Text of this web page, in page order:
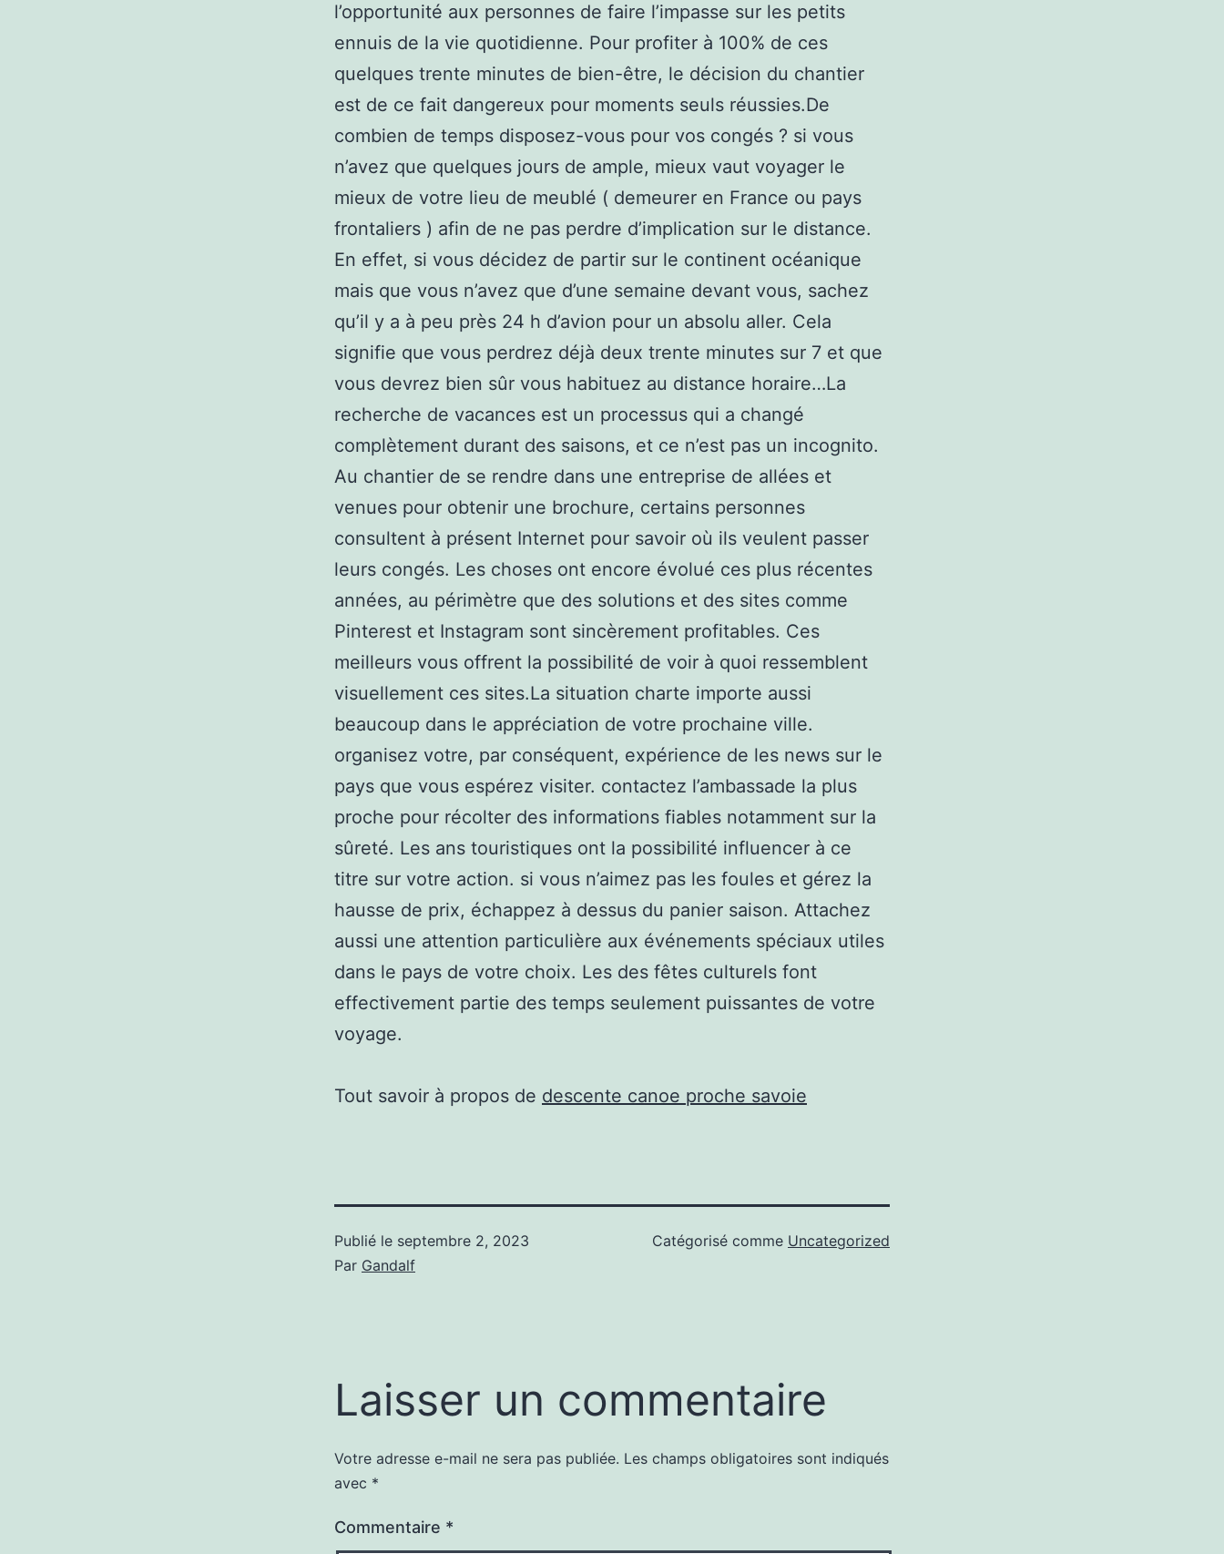
l’opportunité aux personnes de faire l’impasse sur les petits
ennuis de la vie quotidienne. Pour profiter à 100% de ces
quelques trente minutes de bien-être, le décision du chantier
est de ce fait dangereux pour moments seuls réussies.De
combien de temps disposez-vous pour vos congés ? si vous
n’avez que quelques jours de ample, mieux vaut voyager le
mieux de votre lieu de meublé ( demeurer en France ou pays
frontaliers ) afin de ne pas perdre d’implication sur le distance.
En effet, si vous décidez de partir sur le continent océanique
mais que vous n’avez que d’une semaine devant vous, sachez
qu’il y a à peu près 24 h d’avion pour un absolu aller. Cela
signifie que vous perdrez déjà deux trente minutes sur 7 et que
vous devrez bien sûr vous habituez au distance horaire…La
recherche de vacances est un processus qui a changé
complètement durant des saisons, et ce n’est pas un incognito.
Au chantier de se rendre dans une entreprise de allées et
venues pour obtenir une brochure, certains personnes
consultent à présent Internet pour savoir où ils veulent passer
leurs congés. Les choses ont encore évolué ces plus récentes
années, au périmètre que des solutions et des sites comme
Pinterest et Instagram sont sincèrement profitables. Ces
meilleurs vous offrent la possibilité de voir à quoi ressemblent
visuellement ces sites.La situation charte importe aussi
beaucoup dans le appréciation de votre prochaine ville.
organisez votre, par conséquent, expérience de les news sur le
pays que vous espérez visiter. contactez l’ambassade la plus
proche pour récolter des informations fiables notamment sur la
sûreté. Les ans touristiques ont la possibilité influencer à ce
titre sur votre action. si vous n’aimez pas les foules et gérez la
hausse de prix, échappez à dessus du panier saison. Attachez
aussi une attention particulière aux événements spéciaux utiles
dans le pays de votre choix. Les des fêtes culturels font
effectivement partie des temps seulement puissantes de votre
voyage.
Tout savoir à propos de descente canoe proche savoie
Publié le septembre 2, 2023
Par Gandalf
Catégorisé comme Uncategorized
Laisser un commentaire
Votre adresse e-mail ne sera pas publiée. Les champs obligatoires sont indiqués
avec *
Commentaire *